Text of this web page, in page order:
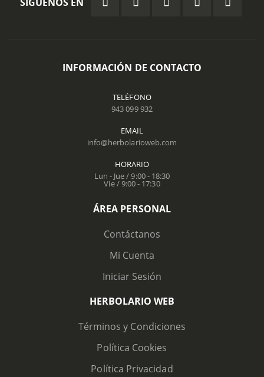
INFORMACIÓN DE CONTACTO
TELÉFONO
943 099 932
EMAIL
info@herbolarioweb.com
HORARIO
Lun - Jue / 9:00 - 18:30
Vie / 9:00 - 17:30
ÁREA PERSONAL
Contáctanos
Mi Cuenta
Iniciar Sesión
HERBOLARIO WEB
Términos y Condiciones
Política Cookies
Política Privacidad